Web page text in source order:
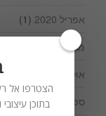
אפריל 2020
(1)
מרץ 2020
אוקטובר 2019
ספטמבר 2019
(1)
הצטרפו אל
בתוכן